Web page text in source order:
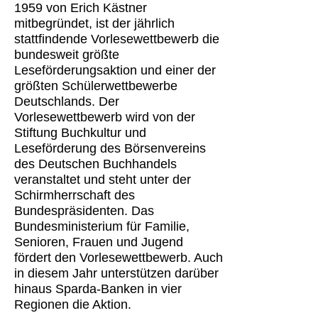
1959 von Erich Kästner
mitbegründet, ist der jährlich
stattfindende Vorlesewettbewerb die
bundesweit größte
Leseförderungsaktion und einer der
größten Schülerwettbewerbe
Deutschlands. Der
Vorlesewettbewerb wird von der
Stiftung Buchkultur und
Leseförderung des Börsenvereins
des Deutschen Buchhandels
veranstaltet und steht unter der
Schirmherrschaft des
Bundespräsidenten. Das
Bundesministerium für Familie,
Senioren, Frauen und Jugend
fördert den Vorlesewettbewerb. Auch
in diesem Jahr unterstützen darüber
hinaus Sparda-Banken in vier
Regionen die Aktion.